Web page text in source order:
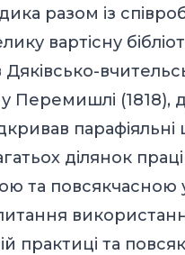
разом із
вартісну
Дяківсько-
у Перемишлі (1818),
ділянок праці
та повсякчасною
практиці та